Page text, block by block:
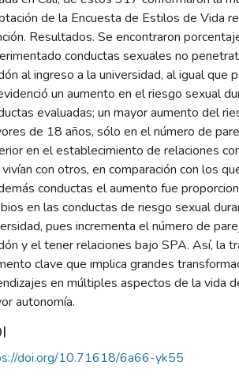
de la Encuesta de Estilos de Vida
Resultados. Se encontraron
conductas sexuales no
al ingreso a la universidad, al igual que
un aumento en el riesgo sexual
evaluadas; un mayor aumento del
de 18 años, sólo en el número de
en el establecimiento de relaciones
con otros, en comparación con los
conductas el aumento fue
en las conductas de riesgo sexual
pues incrementa el número de
y el tener relaciones bajo SPA. Así, la
clave que implica grandes
en múltiples aspectos de la vida
autonomía.
doi.org/10.71618/6a66-yk55